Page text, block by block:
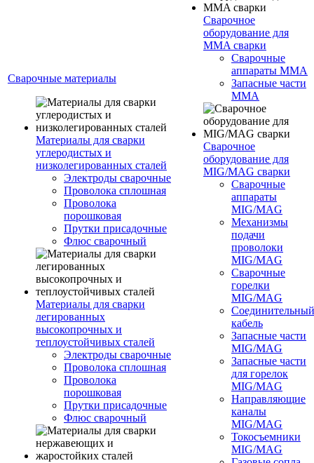
Сварочные материалы
Материалы для сварки
углеродистых и
низколегированных сталей
Электроды сварочные
Проволока сплошная
Проволока
порошковая
Прутки присадочные
Флюс сварочный
Материалы для сварки
легированных
высокопрочных и
теплоустойчивых сталей
Электроды сварочные
Проволока сплошная
Проволока
порошковая
Прутки присадочные
Флюс сварочный
Сварочное
оборудование для
MMA сварки
Сварочные
аппараты MMA
Запасные части
MMA
Сварочное
оборудование для
MIG/MAG сварки
Сварочные
аппараты
MIG/MAG
Механизмы
подачи
проволоки
MIG/MAG
Сварочные
горелки
MIG/MAG
Соединительный
кабель
Запасные части
MIG/MAG
Запасные части
для горелок
MIG/MAG
Направляющие
каналы
MIG/MAG
Токосъемники
MIG/MAG